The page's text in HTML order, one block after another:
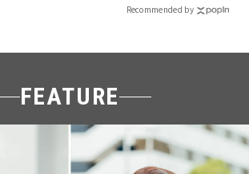
Recommended by
FEATURE